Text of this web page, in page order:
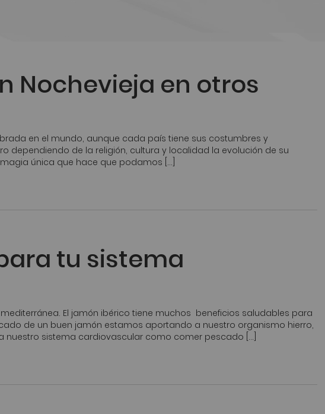
Nochevieja en otros
en el mundo, aunque cada país tiene sus costumbres y
dependiendo de la religión, cultura y localidad la evolución de su
única que hace que podamos […]
tu sistema
El jamón ibérico tiene muchos beneficios saludables para
de un buen jamón estamos aportando a nuestro organismo hierro,
nuestro sistema cardiovascular como comer pescado […]